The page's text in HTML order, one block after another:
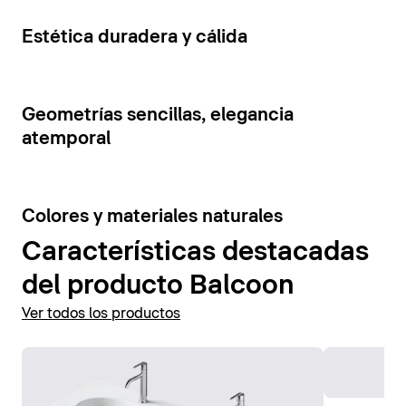
combinación de colores contrastantes.
Mostrar muebles de baño
5
Estética duradera y cálida
7
Geometrías sencillas, elegancia
atemporal
6
Colores y materiales naturales
Características destacadas
del producto Balcoon
Ver todos los productos